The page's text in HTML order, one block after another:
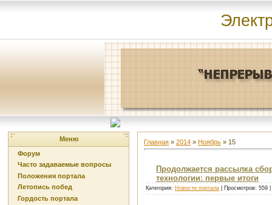
Меню
Форум
Часто задаваемые вопросы
Положения портала
Летопись побед
Гордость портала
Главная » 2014 » Ноябрь » 15
Продолжается рассылка
технологии: первые итоги
Категория: Новости портала | Просмотров: 559